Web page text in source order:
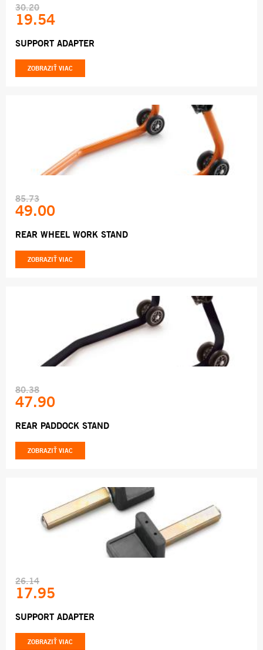
30.20
19.54
SUPPORT ADAPTER
ZOBRAZIŤ VIAC
85.73
49.00
REAR WHEEL WORK STAND
ZOBRAZIŤ VIAC
80.38
47.90
REAR PADDOCK STAND
ZOBRAZIŤ VIAC
26.14
17.95
SUPPORT ADAPTER
ZOBRAZIŤ VIAC